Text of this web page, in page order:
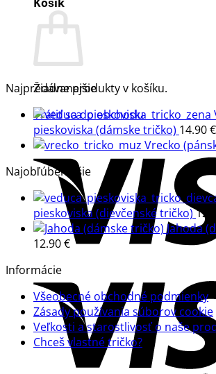
Košík
Žiadne produkty v košíku.
Vrátiť sa do obchodu
Najpredávanejšie
pieskoviska (dámske tričko) 14.90€
Vrecko
Najobľúbenejšie
pieskoviska (dievčenské tričko)
Jahoda
12.90€
Informácie
Všeobecné obchodné podmienky
Zásady používania súborov cookie
Veľkosti a starostlivosť o naše
Chceš vlastné tričko?